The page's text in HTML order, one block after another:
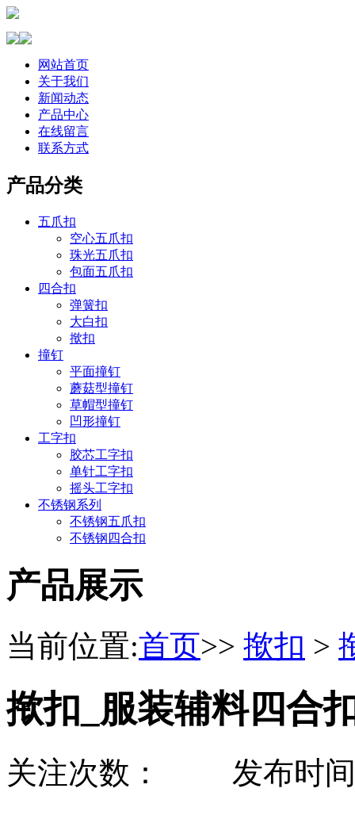
网站首页
关于我们
新闻动态
产品中心
在线留言
联系方式
产品分类
五爪扣
空心五爪扣
珠光五爪扣
包面五爪扣
四合扣
弹簧扣
大白扣
揿扣
撞钉
平面撞钉
蘑菇型撞钉
草帽型撞钉
凹形撞钉
工字扣
胶芯工字扣
单针工字扣
摇头工字扣
不锈钢系列
不锈钢五爪扣
不锈钢四合扣
产品展示
当前位置:首页>> 揿扣 >
揿扣_服装辅料四合
关注次数： 发布时间